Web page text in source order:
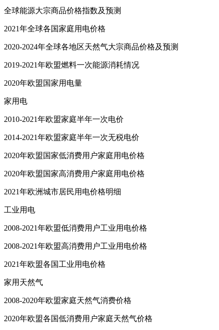
全球能源大宗商品价格指数及预测
2021年全球各国家庭用电价格
2020-2024年全球各地区天然气大宗商品价格及预测
2019-2021年欧盟燃料一次能源消耗情况
2020年欧盟国家用电量
家用电
2010-2021年欧盟家庭半年一次电价
2014-2021年欧盟家庭半年一次无税电价
2020年欧盟国家低消费用户家庭用电价格
2020年欧盟国家高消费用户家庭用电价格
2021年欧洲城市居民用电价格明细
工业用电
2008-2021年欧盟低消费用户工业用电价格
2008-2021年欧盟高消费用户工业用电价格
2021年欧盟各国工业用电价格
家用天然气
2008-2020年欧盟家庭天然气消费价格
2020年欧盟各国低消费用户家庭天然气价格